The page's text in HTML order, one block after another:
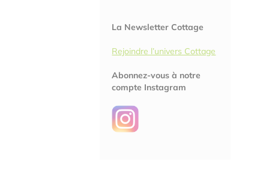
La Newsletter Cottage
Rejoindre l’univers Cottage
Abonnez-vous à notre
compte Instagram